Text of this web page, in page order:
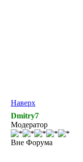
Наверх
Dmitry7
Модератор
Вне Форума